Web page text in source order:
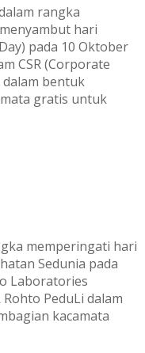
rangka
hari
pada 10 Oktober
CSR (Corporate
dalam bentuk
gratis untuk
memperingati hari
Sedunia pada
Laboratories
PeduLi dalam
kacamata